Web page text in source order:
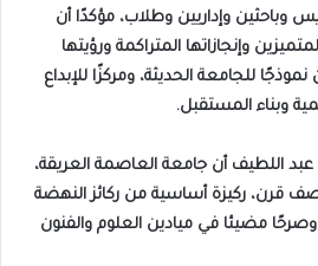
وباحثين وإداريين وطلاب، مؤكدًا أن
وإنجازاتها المتراكمة ورؤيتها
للجامعة الحديثة، ومركزًا للإبداع
وبناء المستقبل.
اللطيف أن جامعة العاصمة العريقة،
قرن، ركيزة أساسية من ركائز النهضة
مضيئا في ميادين العلوم والفنون